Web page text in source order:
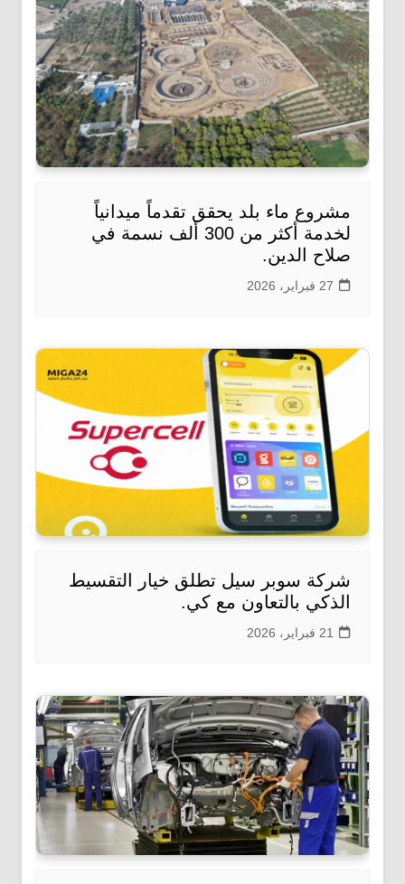
مشروع ماء بلد يحقق تقدماً ميدانياً
لخدمة أكثر من 300 ألف نسمة في
صلاح الدين.
27 فبراير، 2026
شركة سوبر سيل تطلق خيار التقسيط
الذكي بالتعاون مع كي.
21 فبراير، 2026